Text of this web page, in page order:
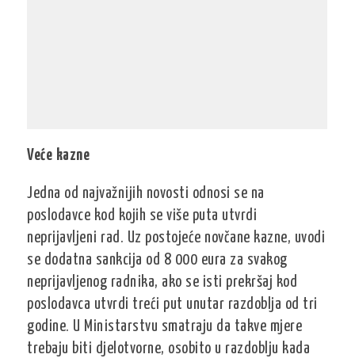
Veće kazne
Jedna od najvažnijih novosti odnosi se na
poslodavce kod kojih se više puta utvrdi
neprijavljeni rad. Uz postojeće novčane kazne, uvodi
se dodatna sankcija od 8 000 eura za svakog
neprijavljenog radnika, ako se isti prekršaj kod
poslodavca utvrdi treći put unutar razdoblja od tri
godine. U Ministarstvu smatraju da takve mjere
trebaju biti djelotvorne, osobito u razdoblju kada